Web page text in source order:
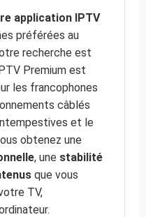
application IPTV
préférées au
recherche est
Premium est
les francophones
câblés
et le
obtenez une
, une stabilité
que vous
TV,